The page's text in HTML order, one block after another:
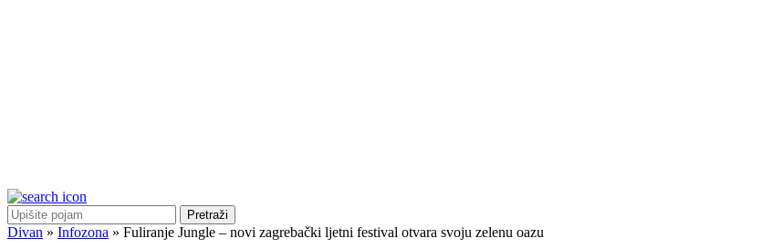
Pretraži
Divan » Infozona » Fuliranje Jungle – novi zagrebački ljetni festival otvara svoju zelenu oazu